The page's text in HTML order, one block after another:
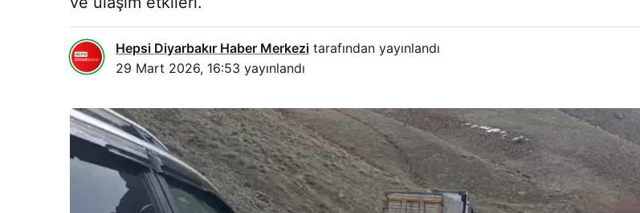
Hepsi Diyarbakır Haber Merkezi tarafından yayınlandı
29 Mart 2026, 16:53 yayınlandı